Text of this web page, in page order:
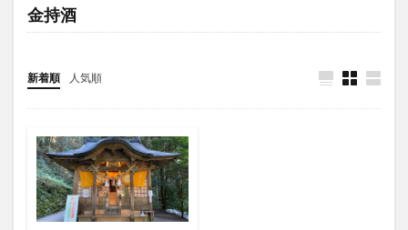
金持酒
新着順 人気順